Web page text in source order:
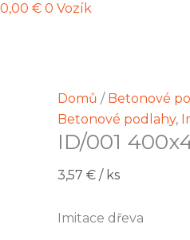
0,00 € 0 Vozík
Domů / Betonové
Betonové podlahy,
ID/001
3,57 € / ks
Imitace dřeva